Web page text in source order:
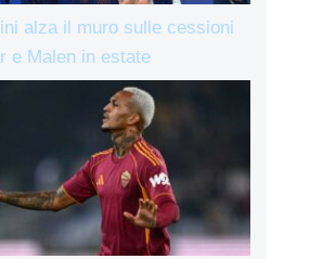
alza il muro sulle cessioni
e Malen in estate